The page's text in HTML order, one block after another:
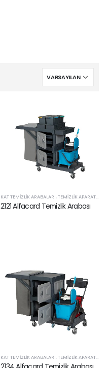
KAT TEMIZLIK ARABALARI,TEMIZLIK APARATLARI VE SARF ÜRÜNLERI
2121 Alfacard Temizlik Arabası
KAT TEMIZLIK ARABALARI,TEMIZLIK APARATLARI VE SARF ÜRÜNLERI